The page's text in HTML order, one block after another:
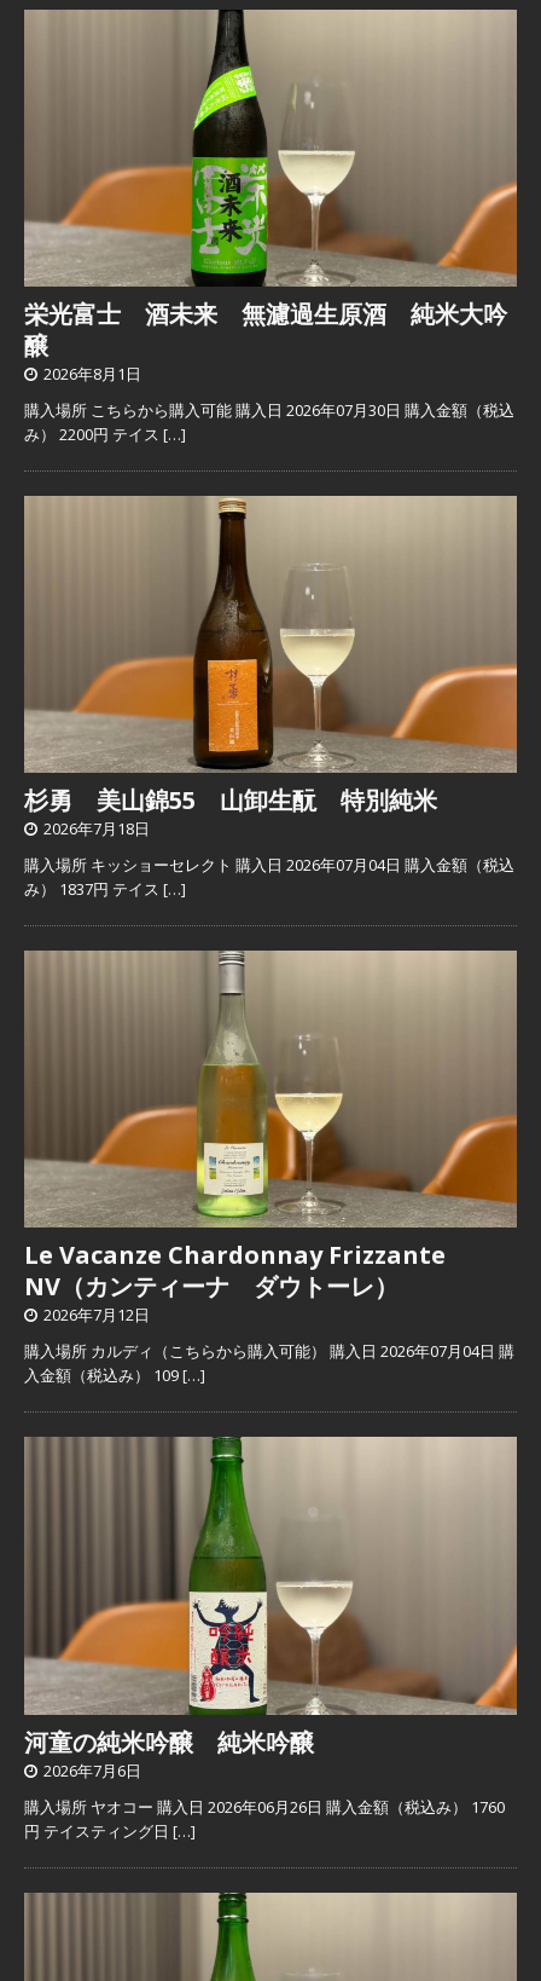
栄光富士 酒未来 無濾過生原酒 純米大吟
醸
2026年8月1日
購入場所 こちらから購入可能 購入日 2026年07月30日 購入金額（税込
み） 2200円 テイス […]
杉勇 美山錦55 山卸生酛 特別純米
2026年7月18日
購入場所 キッショーセレクト 購入日 2026年07月04日 購入金額（税込
み） 1837円 テイス […]
Le Vacanze Chardonnay Frizzante
NV（カンティーナ ダウトーレ）
2026年7月12日
購入場所 カルディ（こちらから購入可能） 購入日 2026年07月04日 購
入金額（税込み） 109[…]
河童の純米吟醸 純米吟醸
2026年7月6日
購入場所 ヤオコー 購入日 2026年06月26日 購入金額（税込み） 1760
円 テイスティング日 […]